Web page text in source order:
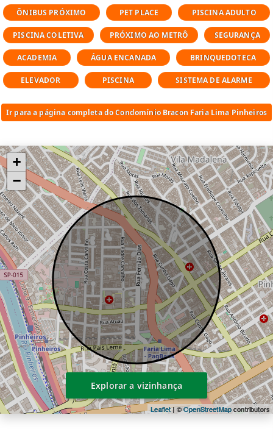
Lima
Brinquedoteca
Churrasqueira
Espaço gourmet
Academia (Fitness)
Lavanderia compartilhada
Pet place
Piscina adulto e aquecida
Segurança 24h
Caracteristicas diferenciadas
Aptos inteligentes
Com automação kit smart home.
Lazer e acabamento
Diferenciados.
Gestão Housi:
Facilidades para o morador,
rentabilidade para o investidor.
Consulte Imóveis à venda nesse
condomínio, entre em contato
ÔNIBUS PRÓXIMO PET PLACE PISCINA ADULTO
PISCINA COLETIVA PRÓXIMO AO METRÔ SEGURANÇA
ACADEMIA ÁGUA ENCANADA BRINQUEDOTECA
ELEVADOR PISCINA SISTEMA DE ALARME
Ir para a página completa do Condomínio Bracon Faria Lima Pinheiros
+
−
Leaflet| ©OpenStreetMapcontributors
Explorar a vizinhança